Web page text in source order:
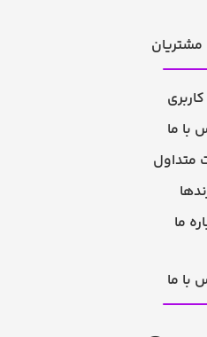
با ما
متداول
ما
با ما